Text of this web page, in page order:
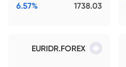
1738.03
6.57%
EURIDR.FOREX